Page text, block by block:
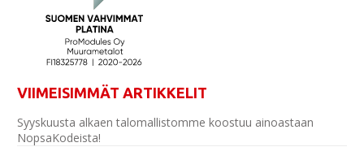
VIIMEISIMMÄT ARTIKKELIT
Syyskuusta alkaen talomallistomme koostuu ainoastaan
NopsaKodeista!